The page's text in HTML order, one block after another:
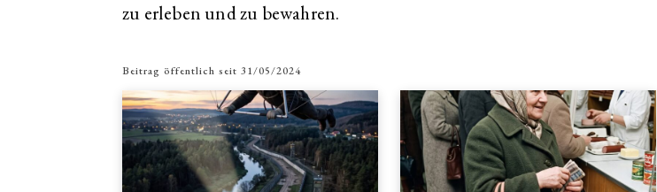
zu erleben und zu bewahren.
Beitrag öffentlich seit 31/05/2024